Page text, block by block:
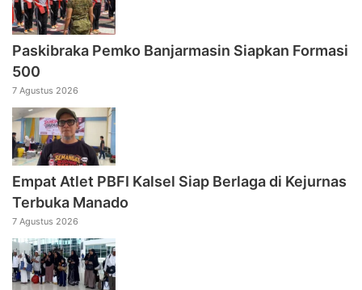
Paskibraka Pemko Banjarmasin Siapkan Formasi
500
7 Agustus 2026
Empat Atlet PBFI Kalsel Siap Berlaga di Kejurnas
Terbuka Manado
7 Agustus 2026